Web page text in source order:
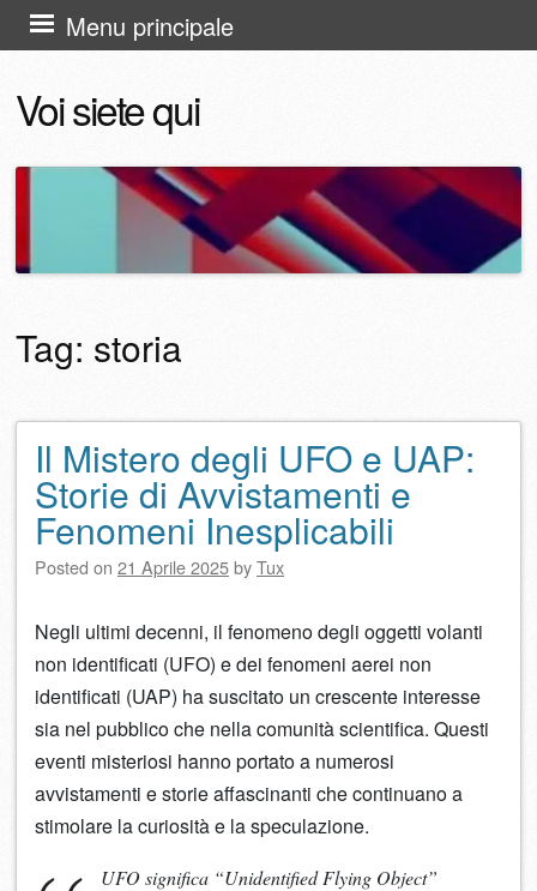
Voi siete qui
Menu principale
al
contenuto
Tag: storia
Navigazione articolo
Il Mistero degli UFO e UAP:
Storie di Avvistamenti e
Fenomeni Inesplicabili
Posted on 21 Aprile 2025byTux
Negli ultimi decenni, il fenomeno degli oggetti volanti
non identificati (UFO) e dei fenomeni aerei non
identificati (UAP) ha suscitato un crescente interesse
sia nel pubblico che nella comunità scientifica. Questi
eventi misteriosi hanno portato a numerosi
avvistamenti e storie affascinanti che continuano a
stimolare la curiosità e la speculazione.
UFO significa “Unidentified Flying Object”